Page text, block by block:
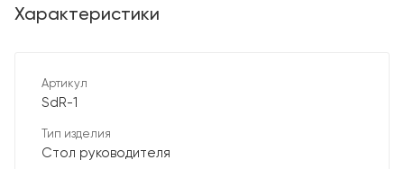
Характеристики
Артикул
SdR-1
Тип изделия
Стол руководителя